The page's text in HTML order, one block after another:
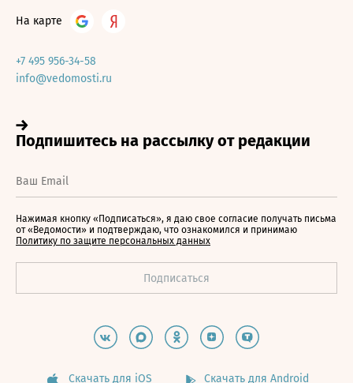
На карте
+7 495 956-34-58
info@vedomosti.ru
Нажимая кнопку «Подписаться», я даю свое согласие получать письма
от «Ведомости» и подтверждаю, что ознакомился и принимаю
Политику по защите персональных данных
Скачать для iOS Скачать для Android